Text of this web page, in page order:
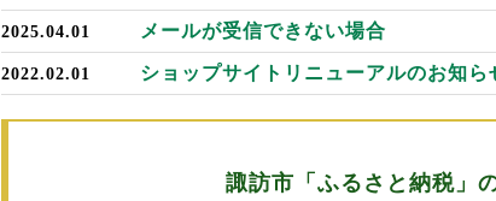
2025.04.01 メールが受信できない場合
2022.02.01 ショップサイトリニューアルのお知
諏訪市「ふるさと納税」